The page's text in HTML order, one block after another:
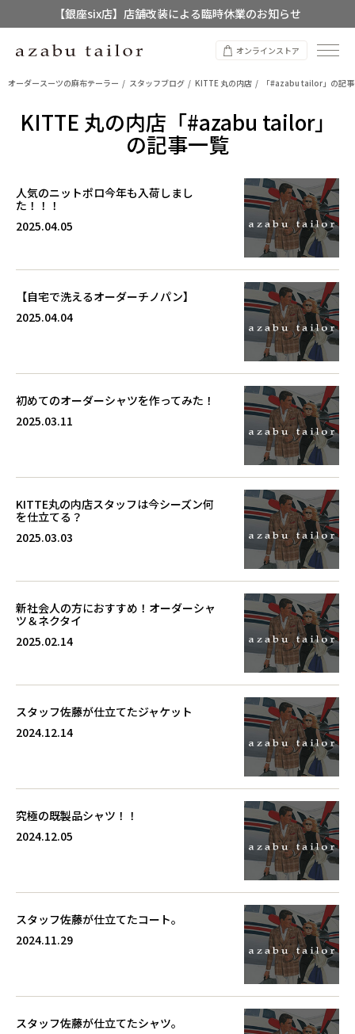
【銀座six店】店舗改装による臨時休業のお知らせ
【店舗限定】レディースオーダースーツ
オンラインストア
オーダースーツの麻布テーラー スタッフブログ KITTE 丸の内店 「#azabu tailor」の記
KITTE 丸の内店「#azabu tailor」
の記事一覧
人気のニットポロ今年も入荷しまし
た！！！
2025.04.05
【自宅で洗えるオーダーチノパン】
2025.04.04
初めてのオーダーシャツを作ってみた！
2025.03.11
KITTE丸の内店スタッフは今シーズン何
を仕立てる？
2025.03.03
新社会人の方におすすめ！オーダーシャ
ツ＆ネクタイ
2025.02.14
スタッフ佐藤が仕立てたジャケット
2024.12.14
究極の既製品シャツ！！
2024.12.05
スタッフ佐藤が仕立てたコート。
2024.11.29
スタッフ佐藤が仕立てたシャツ。